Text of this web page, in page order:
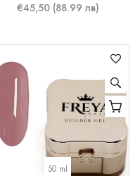
€45,50 (88.99 лв)
50 ml